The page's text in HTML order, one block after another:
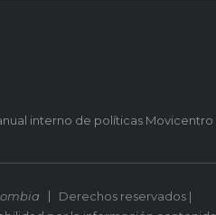
interno de políticas Movicentro
Derechos reservados |